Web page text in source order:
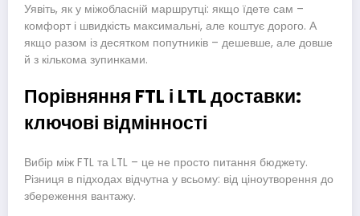
Уявіть, як у міжобласній маршрутці: якщо їдете сам –
комфорт і швидкість максимальні, але коштує дорого. А
якщо разом із десятком попутників – дешевше, але довше
й з кількома зупинками.
Порівняння FTL і LTL доставки:
ключові відмінності
Вибір між FTL та LTL – це не просто питання бюджету.
Різниця в підходах відчутна у всьому: від ціноутворення до
збереження вантажу.